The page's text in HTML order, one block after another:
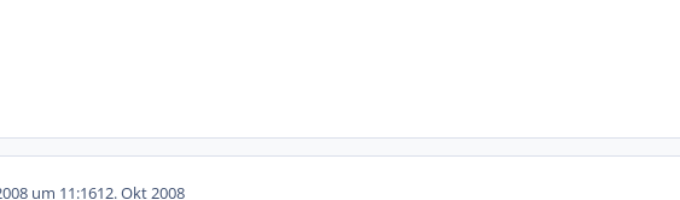
um 11:1612. Okt 2008